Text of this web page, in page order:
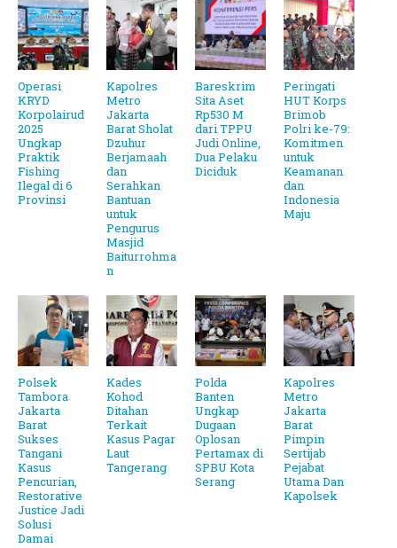
Operasi
KRYD
Korpolairud
2025
Ungkap
Praktik
Fishing
Ilegal di 6
Provinsi
Kapolres
Metro
Jakarta
Barat Sholat
Dzuhur
Berjamaah
dan
Serahkan
Bantuan
untuk
Pengurus
Masjid
Baiturrohma
n
Bareskrim
Sita Aset
Rp530 M
dari TPPU
Judi Online,
Dua Pelaku
Diciduk
Peringati
HUT Korps
Brimob
Polri ke-79:
Komitmen
untuk
Keamanan
dan
Indonesia
Maju
Polsek
Tambora
Jakarta
Barat
Sukses
Tangani
Kasus
Pencurian,
Restorative
Justice Jadi
Solusi
Damai
Kades
Kohod
Ditahan
Terkait
Kasus Pagar
Laut
Tangerang
Polda
Banten
Ungkap
Dugaan
Oplosan
Pertamax di
SPBU Kota
Serang
Kapolres
Metro
Jakarta
Barat
Pimpin
Sertijab
Pejabat
Utama Dan
Kapolsek